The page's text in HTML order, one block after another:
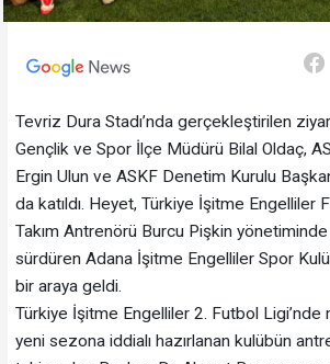
Tevriz Dura Stadı’nda gerçekleştirilen
Gençlik ve Spor İlçe Müdürü Bilal Oldaç,
Ergin Ulun ve ASKF Denetim Kurulu
da katıldı. Heyet, Türkiye İşitme Engelliler
Takım Antrenörü Burcu Pişkin yönetiminde
sürdüren Adana İşitme Engelliler Spor
bir araya geldi.
Türkiye İşitme Engelliler 2. Futbol
yeni sezona iddialı hazırlanan kulübün